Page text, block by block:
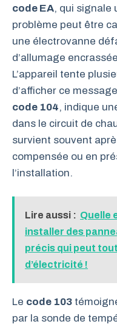
code EA, qui signale
problème peut être
une électrovanne
d’allumage
L’appareil tente
d’afficher ce
code 104, indique
dans le circuit de
survient souvent
compensée ou en
l’installation.
Lire aussi : Quelle
installer des
précis qui peut
d’électricité !
Le code 103
par la sonde de